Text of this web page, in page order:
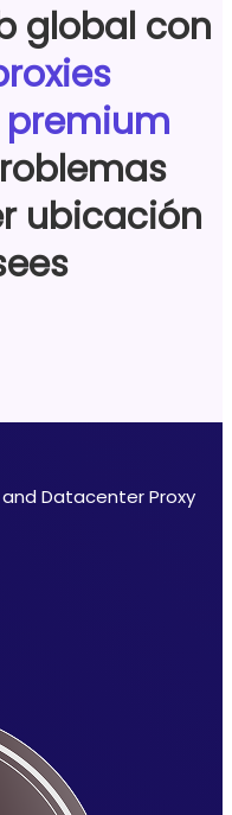
global con
premium
ubicación
Datacenter Proxy